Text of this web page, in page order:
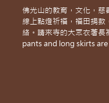
佛光山的教育，文化，慈
線上點燈祈福，福田捐
絡。請來寺的大眾衣著
pants and long skirts